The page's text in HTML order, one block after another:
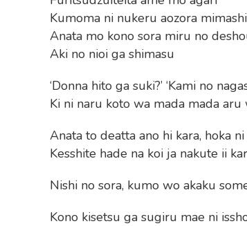
Kumoma ni nukeru aozora
Anata mo kono sora miru no
Aki no nioi ga shimasu
‘Donna hito ga suki?’ ‘Kami no
Ki ni naru koto wa mada mada aru
Anata to deatta ano hi kara, hoka
Kesshite hade na koi ja nakute ii
Nishi no sora, kumo wo akaku
Kono kisetsu ga sugiru mae ni